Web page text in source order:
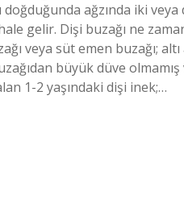
ağzında iki
gelir. Dişi buzağı ne
veya süt emen buzağı;
büyük düve
1-2 yaşındaki dişi inek;…